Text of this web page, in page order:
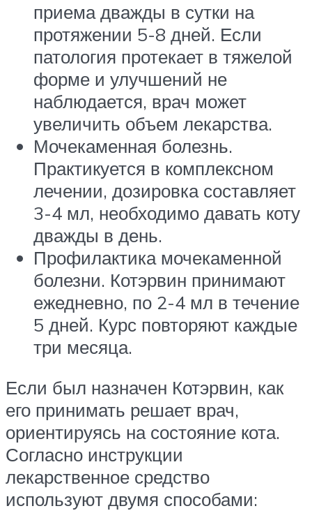
приема дважды в сутки на
протяжении 5-8 дней. Если
патология протекает в тяжелой
форме и улучшений не
наблюдается, врач может
увеличить объем лекарства.
Мочекаменная болезнь.
Практикуется в комплексном
лечении, дозировка составляет
3-4 мл, необходимо давать коту
дважды в день.
Профилактика мочекаменной
болезни. Котэрвин принимают
ежедневно, по 2-4 мл в течение
5 дней. Курс повторяют каждые
три месяца.
Если был назначен Котэрвин, как
его принимать решает врач,
ориентируясь на состояние кота.
Согласно инструкции
лекарственное средство
используют двумя способами: